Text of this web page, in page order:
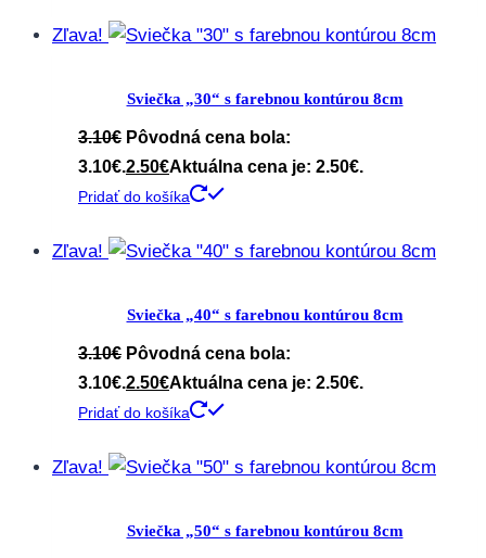
Zľava!
Sviečka „30“ s farebnou kontúrou 8cm
3.10€ Pôvodná cena bola:
3.10€.2.50€Aktuálna cena je: 2.50€.
Pridať do košíka
Zľava!
Sviečka „40“ s farebnou kontúrou 8cm
3.10€ Pôvodná cena bola:
3.10€.2.50€Aktuálna cena je: 2.50€.
Pridať do košíka
Zľava!
Sviečka „50“ s farebnou kontúrou 8cm